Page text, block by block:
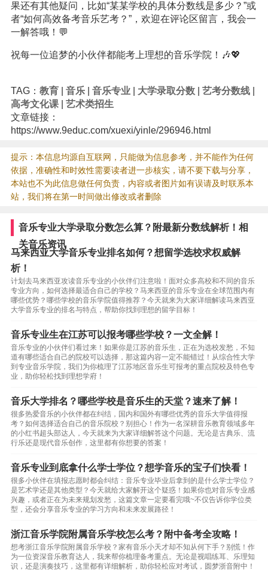
果还有其他疑问，比如“某某学校的具体分数线是多少？”或
者“如何高效备考音乐艺考？”，欢迎在评论区留言，我会一
一解答哦！💬
祝每一位追梦的小伙伴都能考上理想的音乐学院！🎶💖
TAG： 教育| 音乐| 音乐专业| 大学录取分数| 艺考分数线|
高考文化课| 艺术类招生
文章链接：
https://www.9educ.com/xuexi/yinle/296946.html
提示：本信息均源自互联网，只能做为信息参考，并不能作为任何
依据，准确性和时效性需要读者进一步核实，请不要下载与分享，
本站也不为此信息做任何负责，内容或者图片如有误请及时联系本
站，我们将在第一时间做出修改或者删除
音乐专业大学录取分数怎么算？附最新分数线解析！相
关音乐资讯
马来西亚大学音乐专业排名如何？想留学选校求权威解
析！
计划去马来西亚攻读音乐专业的小伙伴们注意啦！面对众多高校和不同的音乐
专业方向，如何选择最适合自己的学校？马来西亚的音乐专业在全球范围内有
哪些优势？哪些学校的音乐学院值得推荐？今天就来为大家详细解读马来西亚
大学音乐专业的排名与特点，帮助你找到理想的留学目标！
音乐专业生在江苏可以报考哪些学校？一文全解！
音乐专业的小伙伴们看过来！如果你是江苏的音乐生，正在为选校发愁，不知
道有哪些适合自己的院校可以选择，那这篇内容一定不能错过！从综合性大学
到专业音乐学院，我们为你梳理了江苏地区音乐生可报考的重点院校及特色专
业，助你轻松找到理想学府！
音乐大学排名？哪些学校是音乐生的天堂？速来了解！
很多热爱音乐的小伙伴都在纠结，国内和国外有哪些优秀的音乐大学值得报
考？如何选择适合自己的音乐院校？别担心！作为一名深耕音乐教育领域多年
的小红书超头部达人，今天就来为大家详细解答这个问题。无论是古典乐、流
行乐还是现代音乐创作，这里都有你想要的答案！
音乐专业到底拿什么学士学位？想学音乐的宝子们快看！
很多小伙伴在填报志愿时都会纠结：音乐专业毕业后拿到的是什么学士学位？
是艺术学还是其他类型？今天就给大家解开这个疑惑！如果你也对音乐专业感
兴趣，或者正在为未来规划发愁，这篇文章一定要看完哦~不仅告诉你学位类
型，还会分享音乐专业的学习方向和未来发展路径！
浙江音乐学院附属音乐学校怎么考？附中备考全攻略！
想考浙江音乐学院附属音乐学校？家有音乐小天才却不知从何下手？别慌！作
为一位资深音乐教育达人，我来帮你梳理备考重点。无论是视唱练耳、乐理知
识，还是演奏技巧，这里都有详细解析，助你轻松应对考试，圆梦浙音附中！